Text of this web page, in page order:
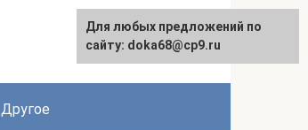
English
Другое
Для любых предложений по
сайту: doka68@cp9.ru